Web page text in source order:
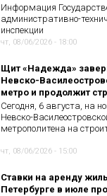
Информация
административно-
инспекции
чт, 08/06/2026 - 18:00
Щит «Надежда»
Невско-
метро и продолжит
Сегодня, 6 августа, на
Невско-
метрополитена на
чт, 08/06/2026 - 15:00
Ставки на аренду
Петербурге в июле